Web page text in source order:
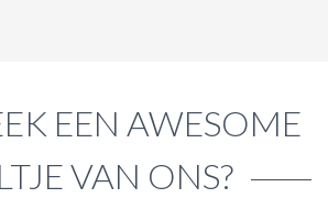
EEN AWESOME
VAN ONS?